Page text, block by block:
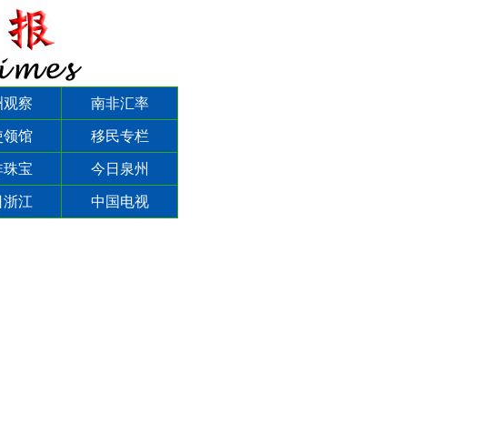
观察 南非汇率
领馆 移民专栏
珠宝 今日泉州
浙江
中国电视